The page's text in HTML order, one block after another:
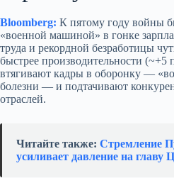
Bloomberg: К пятому году войны
«военной машиной» в гонке
труда и рекордной безработицы
быстрее производительности
втягивают кадры в оборонку —
болезни — и подтачивают
отраслей.
Читайте также: Стремление
усиливает давление на главу